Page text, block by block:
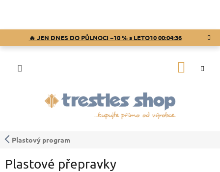
🔥 JEN DNES DO PŮLNOCI −10 % s LETO1000:04:35
Plastový program
Plastové přepravky